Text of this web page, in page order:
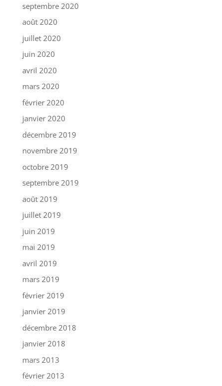
septembre 2020
août 2020
juillet 2020
juin 2020
avril 2020
mars 2020
février 2020
janvier 2020
décembre 2019
novembre 2019
octobre 2019
septembre 2019
août 2019
juillet 2019
juin 2019
mai 2019
avril 2019
mars 2019
février 2019
janvier 2019
décembre 2018
janvier 2018
mars 2013
février 2013